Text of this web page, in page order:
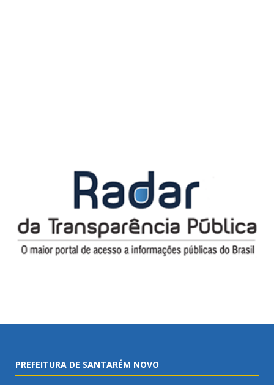
PREFEITURA DE SANTARÉM NOVO